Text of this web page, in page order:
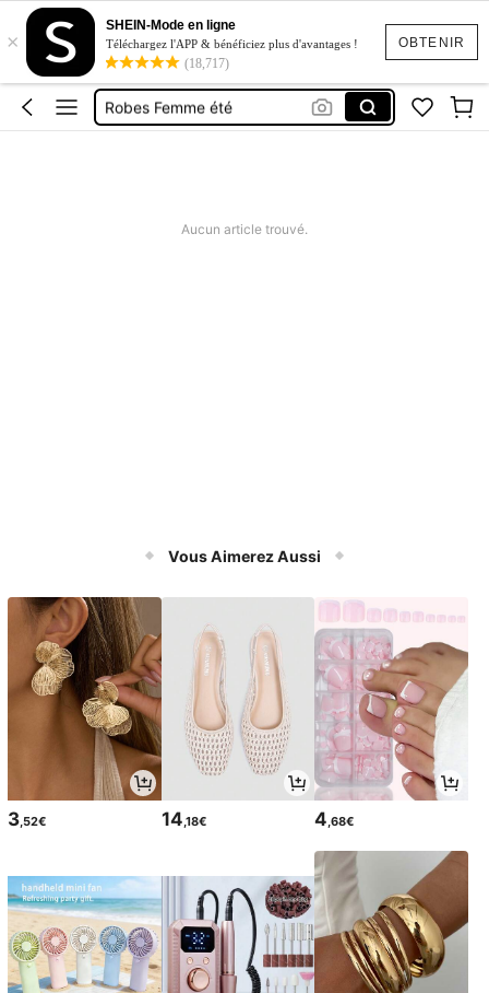
OBTENIR
×
SHEIN-Mode en ligne
Téléchargez l'APP & bénéficiez plus d'avantages !
(18,717)
Maillot De Bain Femme
Squishy
Maillot De Bain 2 Pieces
Robes Femme été
Aucun article trouvé.
Vous Aimerez Aussi
3 ,52€ 14 ,18€ 4 ,68€